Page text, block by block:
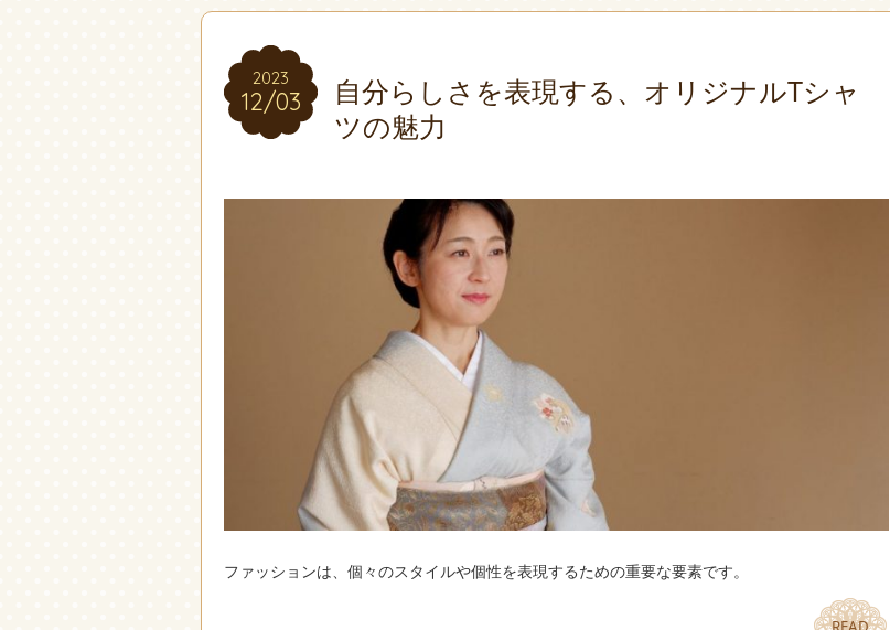
2023
12/03
2023
12/03
自分らしさを表現する、オリジナルTシャ
ツの魅力
ファッションは、個々のスタイルや個性を表現するための重要な要素です。